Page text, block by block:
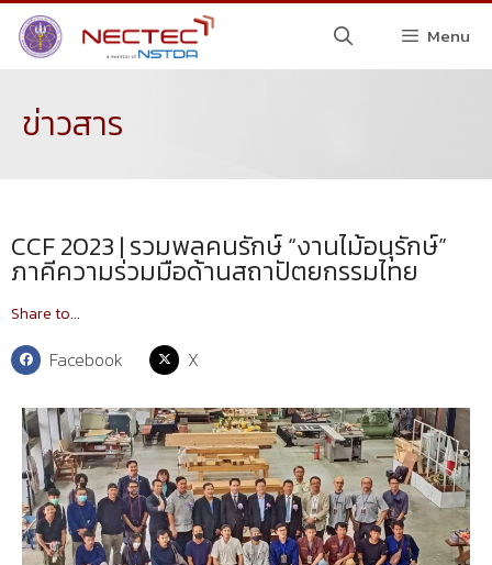
Menu
ข่าวสาร
CCF 2023 | รวมพลคนรักษ์ “งานไม้อนุรักษ์”
ภาคีความร่วมมือด้านสถาปัตยกรรมไทย
Share to...
Facebook X